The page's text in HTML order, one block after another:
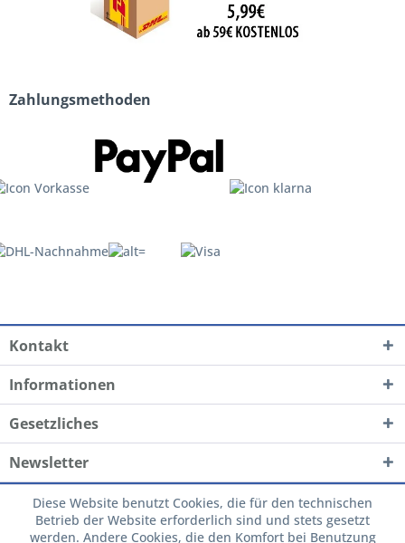
Zahlungsmethoden
Kontakt
Informationen
Gesetzliches
Newsletter
Diese Website benutzt Cookies, die für den technischen
Betrieb der Website erforderlich sind und stets gesetzt
werden. Andere Cookies, die den Komfort bei Benutzung